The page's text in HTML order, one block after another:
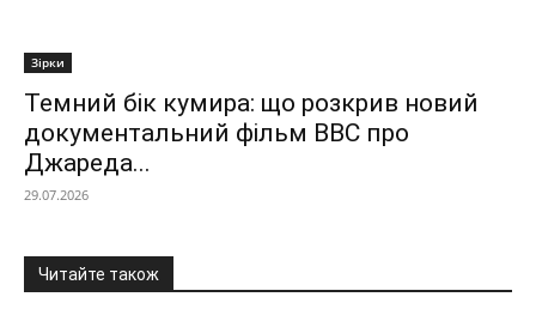
Зірки
Темний бік кумира: що розкрив новий
документальний фільм ВВС про
Джареда...
29.07.2026
Читайте також